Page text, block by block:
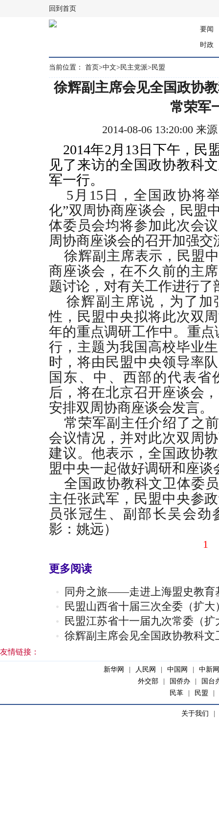
回到首页
要闻
时政
当前位置： 首页>中文> 民主党派> 民盟
徐辉副主席会见全国政协
常荣军
2014-08-06 13:20:00 来
2014年2月13日下午，民
见了来访的全国政协教科
军一行。
5月15日，全国政协将
化”双周协商座谈会，民盟
体委员会均将参加此次会
周协商座谈会的召开加强交
徐辉副主席表示，民盟
商座谈会，在不久前的主
题讨论，对有关工作进行了
徐辉副主席说，为了加
性，民盟中央拟将此次双
年的重点调研工作中。重
行，主题为我国高校毕业
时，将由民盟中央领导率
国东、中、西部的代表省
后，将在北京召开座谈会
安排双周协商座谈会发言。
常荣军副主任介绍了之
会议情况，并对此次双周
建议。他表示，全国政协
盟中央一起做好调研和座谈
全国政协教科文卫体委
主任张武军，民盟中央参
员张冠生、副部长吴会
影：姚远）
1
更多阅读
同舟之旅——走进上海盟史教育
民盟山西省十届三次全委（扩
民盟江苏省十一届九次常委（
徐辉副主席会见全国政协教科
友情链接：
新华网 人民网 中国网
中新网
外交部
国侨办
国台
民革
民盟
关于我们